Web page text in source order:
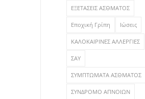
ΕΞΕΤΑΣΕΙΣ ΑΣΘΜΑΤΟΣ
Εποχική Γρίπη Ιώσεις
ΚΑΛΟΚΑΙΡΙΝΕΣ ΑΛΛΕΡΓΙΕΣ
ΣΑΥ
ΣΥΜΠΤΩΜΑΤΑ ΑΣΘΜΑΤΟΣ
ΣΥΝΔΡΟΜΟ ΑΠΝΟΙΩΝ